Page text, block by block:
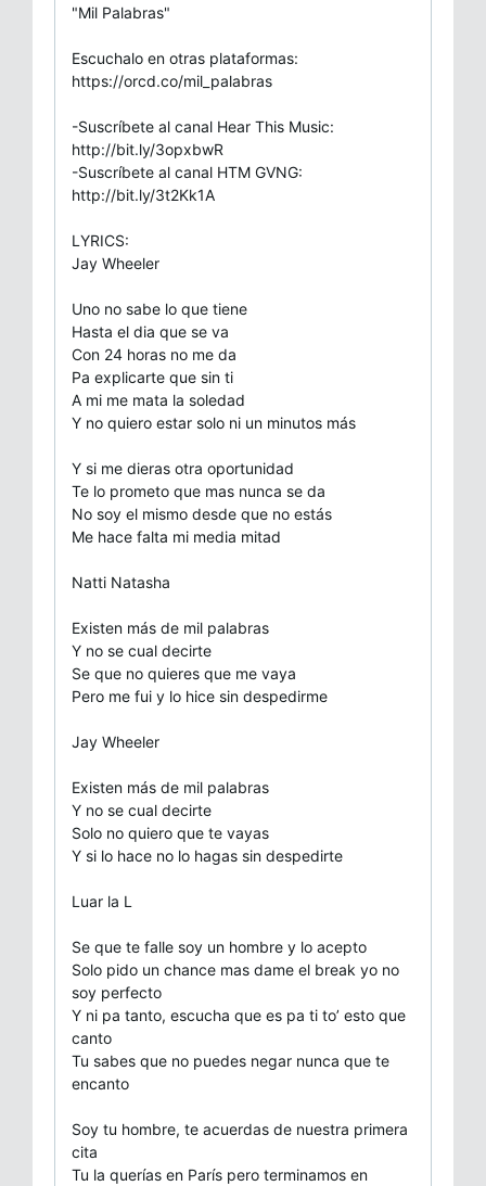
"Mil Palabras"
Escuchalo en otras plataformas:
https://orcd.co/mil_palabras
-Suscríbete al canal Hear This Music:
http://bit.ly/3opxbwR
-Suscríbete al canal HTM GVNG:
http://bit.ly/3t2Kk1A
LYRICS:
Jay Wheeler
Uno no sabe lo que tiene
Hasta el dia que se va
Con 24 horas no me da
Pa explicarte que sin ti
A mi me mata la soledad
Y no quiero estar solo ni un minutos más
Y si me dieras otra oportunidad
Te lo prometo que mas nunca se da
No soy el mismo desde que no estás
Me hace falta mi media mitad
Natti Natasha
Existen más de mil palabras
Y no se cual decirte
Se que no quieres que me vaya
Pero me fui y lo hice sin despedirme
Jay Wheeler
Existen más de mil palabras
Y no se cual decirte
Solo no quiero que te vayas
Y si lo hace no lo hagas sin despedirte
Luar la L
Se que te falle soy un hombre y lo acepto
Solo pido un chance mas dame el break yo no
soy perfecto
Y ni pa tanto, escucha que es pa ti to’ esto que
canto
Tu sabes que no puedes negar nunca que te
encanto
Soy tu hombre, te acuerdas de nuestra primera
cita
Tu la querías en París pero terminamos en